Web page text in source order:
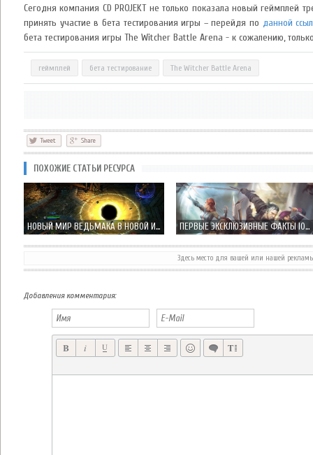
Сегодня компания CD PROJEKT не только показала новый геймплей
принять участие в бета тестирования игры – перейдя по данной
бета тестирования игры The Witcher Battle Arena - к сожалению,
геймплей бета тестирование The Witcher Battle Arena
ПОХОЖИЕ СТАТЬИ РЕСУРСА
НОВЫЙ МИР ВЕДЬМАКА В НОВОЙ ИГРЕ THE WITCHER BATTLE ARENA ПЕРВЫЕ ЭКСКЛЮЗИВНЫЕ ФАКТЫ IOS ВЕРСИИ THE WITCHER ADVENTURE GAME
Здесь место для вашей или нашей
Добавления комментария: